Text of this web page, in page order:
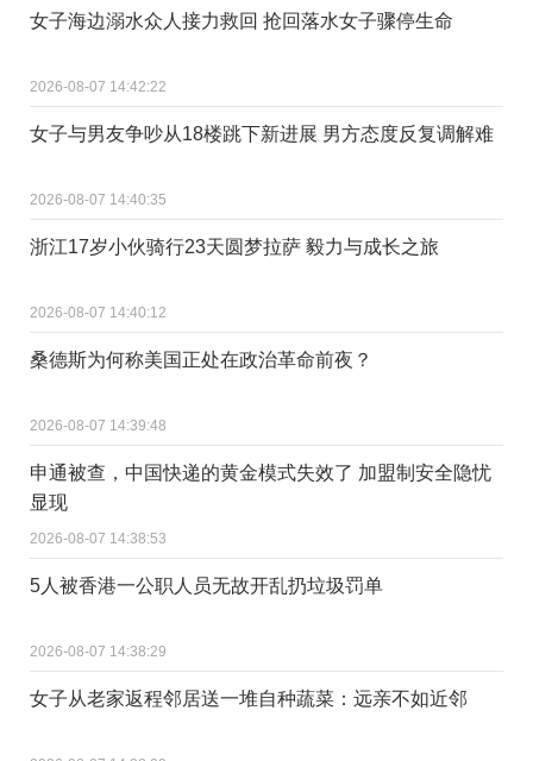
女子海边溺水众人接力救回 抢回落水女子骤停生命
2026-08-07 14:42:22
女子与男友争吵从18楼跳下新进展 男方态度反复调解难
2026-08-07 14:40:35
浙江17岁小伙骑行23天圆梦拉萨 毅力与成长之旅
2026-08-07 14:40:12
桑德斯为何称美国正处在政治革命前夜？
2026-08-07 14:39:48
申通被查，中国快递的黄金模式失效了 加盟制安全隐忧
显现
2026-08-07 14:38:53
5人被香港一公职人员无故开乱扔垃圾罚单
2026-08-07 14:38:29
女子从老家返程邻居送一堆自种蔬菜：远亲不如近邻